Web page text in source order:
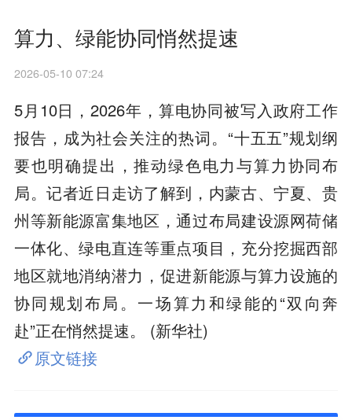
算力、绿能协同悄然提速
2026-05-10 07:24
5月10日，2026年，算电协同被写入政府工作
报告，成为社会关注的热词。“十五五”规划纲
要也明确提出，推动绿色电力与算力协同布
局。记者近日走访了解到，内蒙古、宁夏、贵
州等新能源富集地区，通过布局建设源网荷储
一体化、绿电直连等重点项目，充分挖掘西部
地区就地消纳潜力，促进新能源与算力设施的
协同规划布局。一场算力和绿能的“双向奔
赴”正在悄然提速。 (新华社)
原文链接